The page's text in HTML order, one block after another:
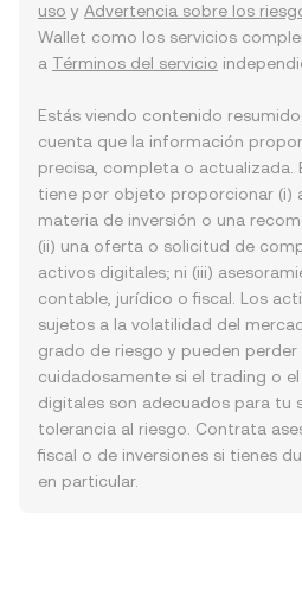
uso y Advertencia sobre los
Wallet como los servicios
a Términos del servicio
Estás viendo contenido
cuenta que la información
precisa, completa o actualizada.
tiene por objeto proporcionar (i)
materia de inversión o una
(ii) una oferta o solicitud de
activos digitales; ni (iii)
contable, jurídico o fiscal. Los
sujetos a la volatilidad del
grado de riesgo y pueden perder
cuidadosamente si el trading o
digitales son adecuados para tu
tolerancia al riesgo. Contrata
fiscal o de inversiones si tienes
en particular.